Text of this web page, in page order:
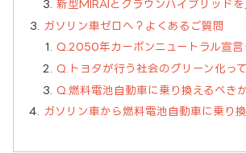
新型MIRAIとクラウンハイブリッド
ガソリン車ゼロへ？よくあるご質問
Q.2050年カーボンニュートラル宣言
Q.トヨタが行う社会のグリーン化っ
Q.燃料電池自動車に乗り換えるべき
ガソリン車から燃料電池自動車に乗り